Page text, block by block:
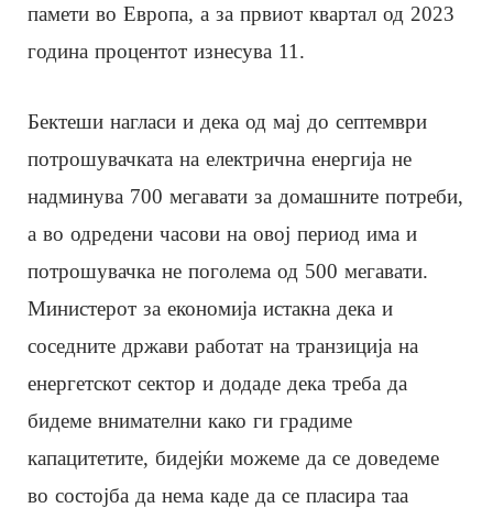
памети во Европа, а за првиот квартал од 2023
година процентот изнесува 11.
Бектеши нагласи и дека од мај до септември
потрошувачката на електрична енергија не
надминува 700 мегавати за домашните потреби,
а во одредени часови на овој период има и
потрошувачка не поголема од 500 мегавати.
Министерот за економија истакна дека и
соседните држави работат на транзиција на
енергетскот сектор и додаде дека треба да
бидеме внимателни како ги градиме
капацитетите, бидејќи можеме да се доведеме
во состојба да нема каде да се пласира таа